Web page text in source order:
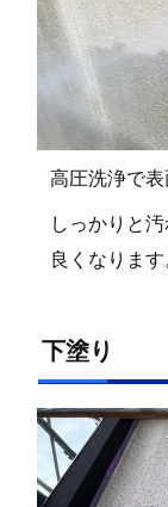
高圧洗浄で表
しっかりと
良くなります
下塗り